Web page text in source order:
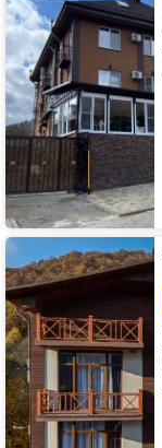
Гостевой
дом
ATMOSPHERE